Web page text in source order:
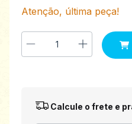
Atenção, última peça!
Entregas para o CEP:
Calcule o frete e